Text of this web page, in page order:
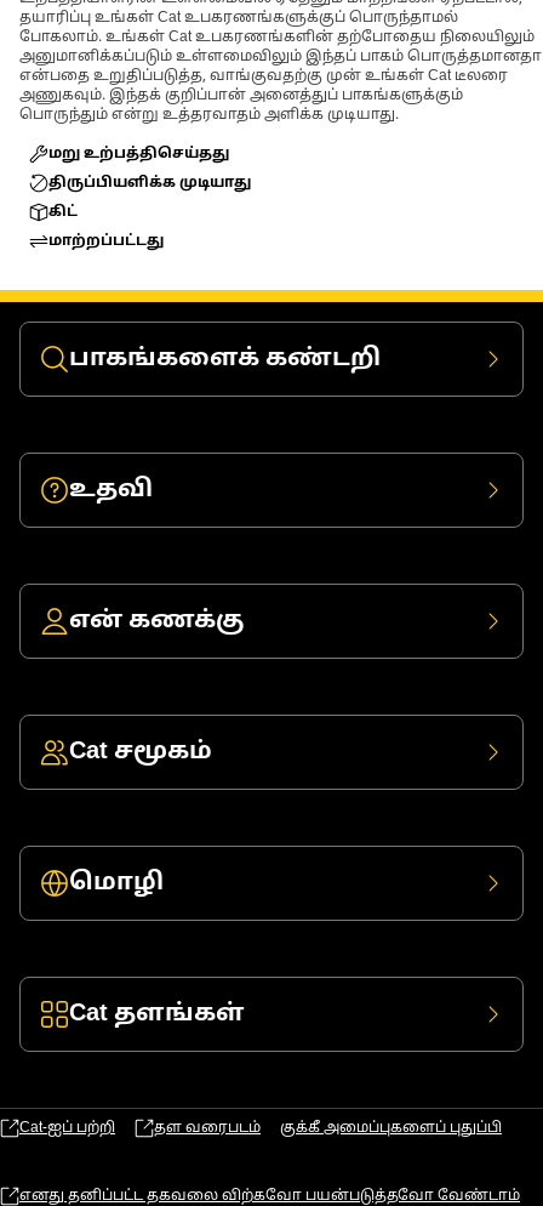
தயாரிப்பு உங்கள் Cat உபகரணங்களுக்குப் பொருந்தாமல்
போகலாம். உங்கள் Cat உபகரணங்களின் தற்போதைய நிலையிலும்
அனுமானிக்கப்படும் உள்ளமைவிலும் இந்தப் பாகம் பொருத்தமானதா
என்பதை உறுதிப்படுத்த, வாங்குவதற்கு முன் உங்கள் Cat டீலரை
அணுகவும். இந்தக் குறிப்பான் அனைத்துப் பாகங்களுக்கும்
பொருந்தும் என்று உத்தரவாதம் அளிக்க முடியாது.
மறு உற்பத்திசெய்தது
திருப்பியளிக்க முடியாது
கிட்
மாற்றப்பட்டது
பாகங்களைக் கண்டறி
உதவி
என் கணக்கு
Cat சமூகம்
மொழி
Cat தளங்கள்
Cat-ஐப் பற்றி தள வரைபடம் குக்கீ அமைப்புகளைப் புதுப்பி
எனது தனிப்பட்ட தகவலை விற்கவோ பயன்படுத்தவோ வேண்டாம்